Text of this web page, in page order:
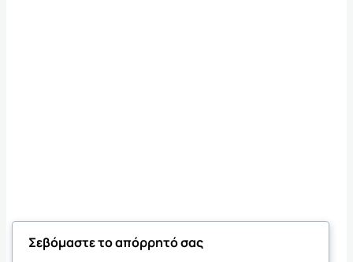
Σεβόμαστε το απόρρητό σας